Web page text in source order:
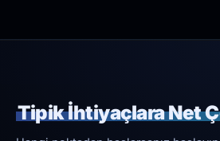
Tipik İhtiyaçlara Net